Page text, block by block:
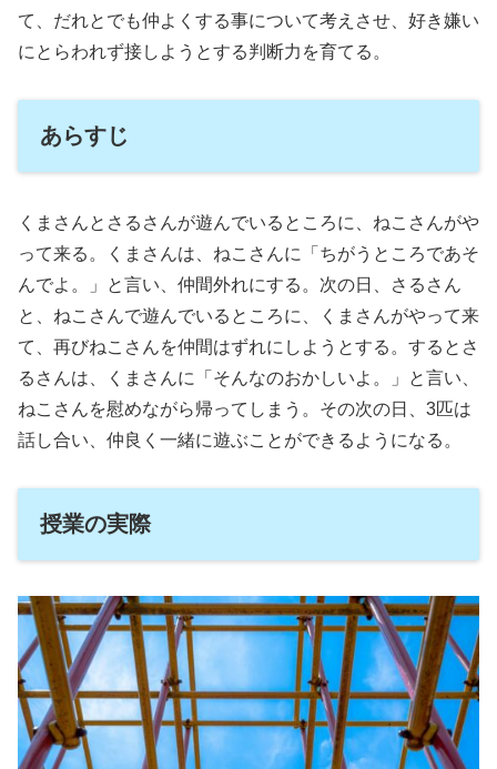
て、だれとでも仲よくする事について考えさせ、好き嫌い
にとらわれず接しようとする判断力を育てる。
あらすじ
くまさんとさるさんが遊んでいるところに、ねこさんがや
って来る。くまさんは、ねこさんに「ちがうところであそ
んでよ。」と言い、仲間外れにする。次の日、さるさん
と、ねこさんで遊んでいるところに、くまさんがやって来
て、再びねこさんを仲間はずれにしようとする。するとさ
るさんは、くまさんに「そんなのおかしいよ。」と言い、
ねこさんを慰めながら帰ってしまう。その次の日、3匹は
話し合い、仲良く一緒に遊ぶことができるようになる。
授業の実際